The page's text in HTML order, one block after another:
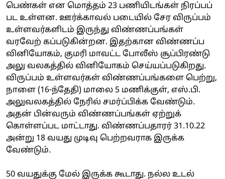
பெண்கள் என மொத்தம் 23 பணியிடங்கள் நிரப்பப்
பட உள்ளன. ஊர்க்காவல் படையில் சேர விருப்பம்
உள்ளவர்களிடம் இருந்து விண்ணப்பங்கள்
வரவேற் கப்படுகின்றன. இதற்கான விண்ணப்ப
வினியோகம், குமரி மாவட்ட போலீஸ் சூப்பிரண்டு
அலு வலகத்தில் வினியோகம் செய்யப்படுகிறது.
விருப்பம் உள்ளவர்கள் விண்ணப்பங்களை பெற்று,
நாளை (16-ந்தேதி) மாலை 5 மணிக்குள், எஸ்.பி.
அலுவலகத்தில் நேரில் சமர்ப்பிக்க வேண்டும்.
அதன் பின்வரும் விண்ணப்பங்கள் ஏற்றுக்
கொள்ளப்பட மாட்டாது. விண்ணப்பதாரர் 31.10.22
அன்று 18 வயது முடிவு பெற்றவராக இருக்க
வேண்டும்.
50 வயதுக்கு மேல் இருக்க கூடாது. நல்ல உடல்